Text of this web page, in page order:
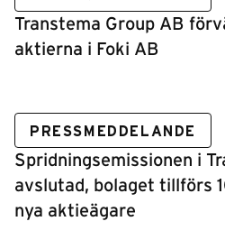
Transtema Group AB
aktierna i Foki AB
PRESSMEDDELANDE
Spridningsemissionen i
avslutad, bolaget tillförs
nya aktieägare